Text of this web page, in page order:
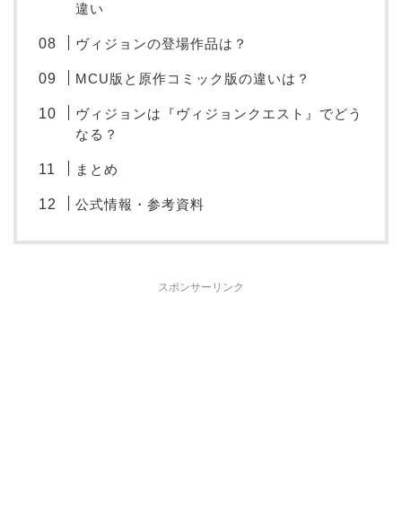
違い
ヴィジョンの登場作品は？
MCU版と原作コミック版の違いは？
ヴィジョンは『ヴィジョンクエスト』でどう
なる？
まとめ
公式情報・参考資料
スポンサーリンク